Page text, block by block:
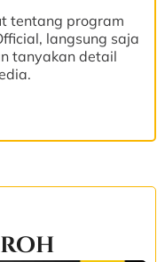
tentang program
langsung saja
tanyakan detail